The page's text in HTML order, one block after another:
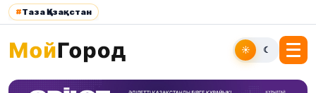
#Таза Қазақстан
☀ ☾